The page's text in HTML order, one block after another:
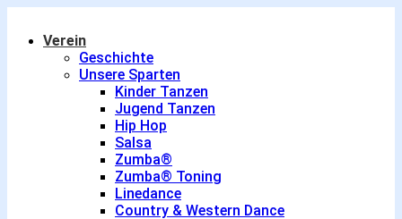
Verein
Geschichte
Unsere Sparten
Kinder Tanzen
Jugend Tanzen
Hip Hop
Salsa
Zumba®
Zumba® Toning
Linedance
Country & Western Dance